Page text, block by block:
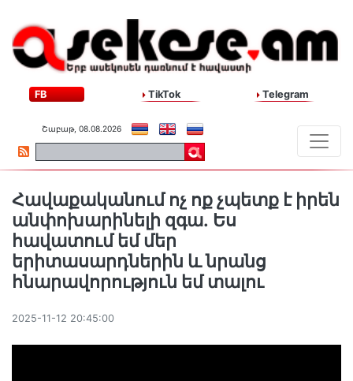
FB TikTok Telegram
Շաբաթ, 08.08.2026
Հավաքականում ոչ ոք չպետք է իրեն
անփոխարինելի զգա․ Ես
հավատում եմ մեր
երիտասարդներին և նրանց
հնարավորություն եմ տալու
2025-11-12 20:45:00